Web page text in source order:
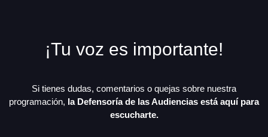
¡Tu voz es importante!
Si tienes dudas, comentarios o quejas sobre nuestra
programación, la Defensoría de las Audiencias está aquí para
escucharte.